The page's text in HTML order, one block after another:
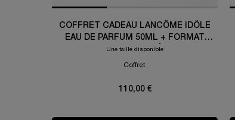
COFFRET CADEAU LANCÔME IDÔLE
EAU DE PARFUM 50ML + FORMAT
VOYAGE 10ML + LASH IDÔLE FLUTTER
EXTENSION 2ML
Une taille disponible
Coffret
110,00 €